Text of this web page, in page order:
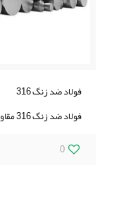
فولاد ضد زنگ 316
فولاد ضد زنگ 316 مقاومت در برابر خوردگی فولاد ضد زنگ 316
0